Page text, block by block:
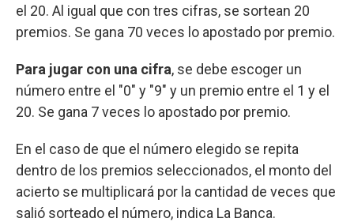
el 20. Al igual que con tres cifras, se sortean 20
premios. Se gana 70 veces lo apostado por premio.
Para jugar con una cifra, se debe escoger un
número entre el "0" y "9" y un premio entre el 1 y el
20. Se gana 7 veces lo apostado por premio.
En el caso de que el número elegido se repita
dentro de los premios seleccionados, el monto del
acierto se multiplicará por la cantidad de veces que
salió sorteado el número, indica La Banca.